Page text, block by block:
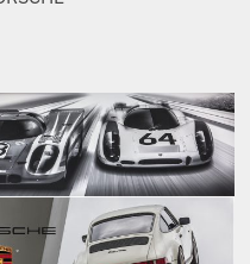
Ich biete